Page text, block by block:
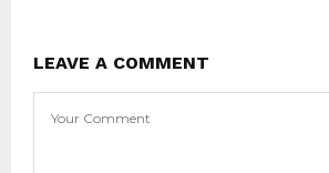
LEAVE A COMMENT